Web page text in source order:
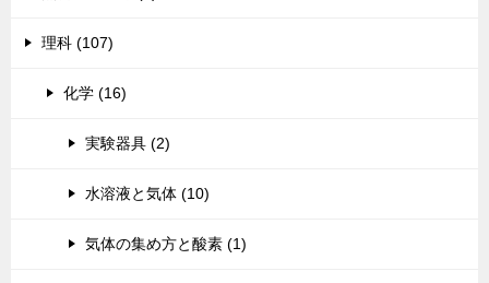
理科 (107)
化学 (16)
実験器具 (2)
水溶液と気体 (10)
気体の集め方と酸素 (1)